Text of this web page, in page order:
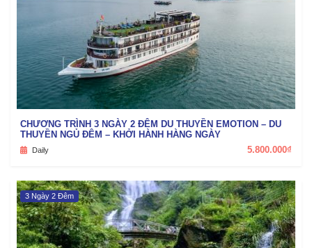
CHƯƠNG TRÌNH 3 NGÀY 2 ĐÊM DU THUYỀN EMOTION – DU
THUYỀN NGỦ ĐÊM – KHỞI HÀNH HÀNG NGÀY
Daily 5.800.000₫
3 Ngày 2 Đêm